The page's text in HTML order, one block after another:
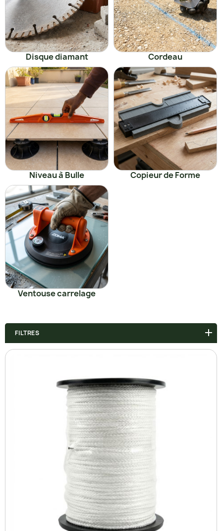
Disque diamant Cordeau
Niveau à Bulle Copieur de Forme
Ventouse carrelage
FILTRES